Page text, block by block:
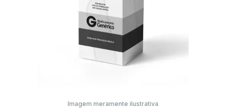
Imagem meramente ilustrativa